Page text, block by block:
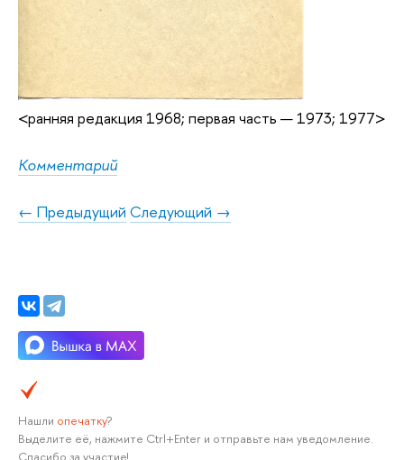
<ранняя редакция 1968; первая часть — 1973; 1977>
Комментарий
← Предыдущий Следующий →
Нашли опечатку?
Выделите её, нажмите Ctrl+Enter и отправьте нам уведомление.